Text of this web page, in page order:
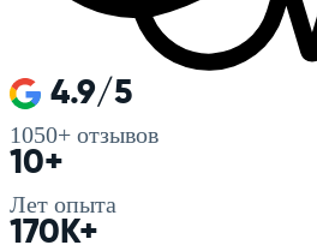
4.9/5
1050+ отзывов
10+
Лет опыта
170K+